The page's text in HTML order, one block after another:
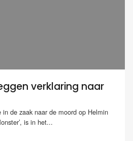
verklaring naar
de zaak naar de moord op Helmin
is in het...